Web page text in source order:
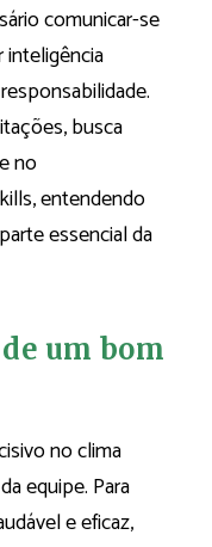
comunicar-se
inteligência
busca
no
entendendo
essencial da
um bom
no clima
equipe. Para
e eficaz,